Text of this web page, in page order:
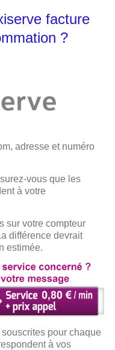
facture
?
adresse et numéro
vous que les
à votre
sur votre compteur
différence devrait
estimée.
pour chaque
à vos